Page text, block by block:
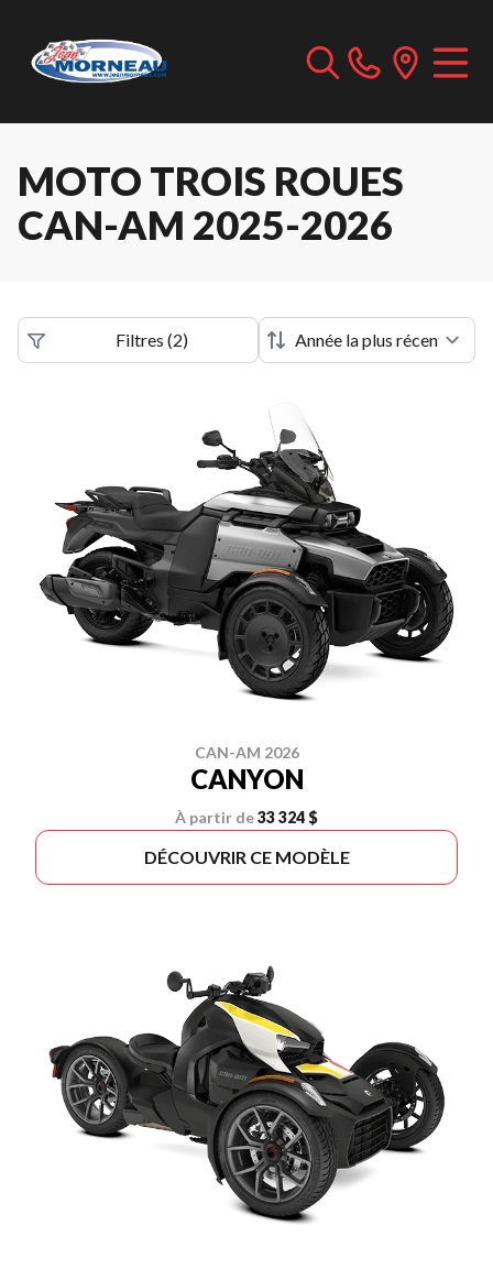
MOTO TROIS ROUES
CAN-AM 2025-2026
Filtres (2)
CAN-AM 2026
CANYON
À partir de33 324 $
DÉCOUVRIR CE MODÈLE